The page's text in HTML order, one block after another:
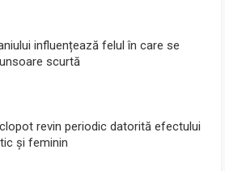
influențează felul în care se
scurtă
revin periodic datorită efectului
și feminin